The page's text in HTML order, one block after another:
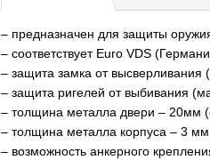
– предназначен для защиты
– соответствует Euro VDS
– защита замка от высверливания
– защита ригелей от выбивания
– толщина металла двери – 20мм
– толщина металла корпуса – 3 мм
– возможность анкерного